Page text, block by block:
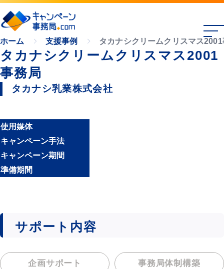
ホーム 支援事例 タカナシクリームクリスマス
タカナシクリームクリスマス2001
事務局
タカナシ乳業株式会社
使用媒体
キャンペーン手法
キャンペーン期間
準備期間
サポート内容
企画サポート 事務局体制構築